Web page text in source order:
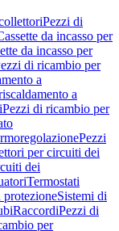
Pezzi di
da incasso per
da incasso per
di ricambio per
a
a
Pezzi di ricambio per
Pezzi
per circuiti dei
dei
Termostati
Sistemi di
RaccordiPezzi di
per